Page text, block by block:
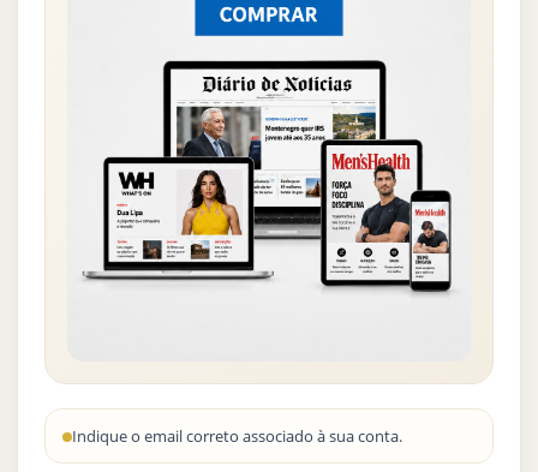
Indique o email correto associado à sua conta.